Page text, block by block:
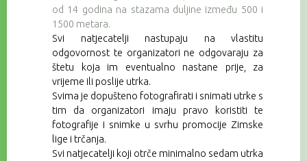
od 14 godina na stazama duljine između 500 i
1500 metara.
Svi natjecatelji nastupaju na vlastitu
odgovornost te organizatori ne odgovaraju za
štetu koja im eventualno nastane prije, za
vrijeme ili poslije utrka.
Svima je dopušteno fotografirati i snimati utrke s
tim da organizatori imaju pravo koristiti te
fotografije i snimke u svrhu promocije Zimske
lige i trčanja.
Svi natjecatelji koji otrče minimalno sedam utrka